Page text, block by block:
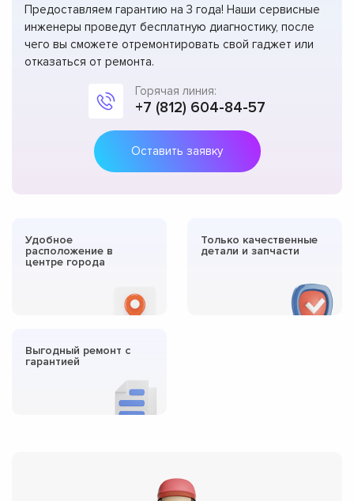
Предоставляем гарантию на 3 года! Наши сервисные
инженеры проведут бесплатную диагностику, после
чего вы сможете отремонтировать свой гаджет или
отказаться от ремонта.
Горячая линия:
+7 (812) 604-84-57
Оставить заявку
Удобное
расположение в
центре города
Только качественные
детали и запчасти
Выгодный ремонт с
гарантией